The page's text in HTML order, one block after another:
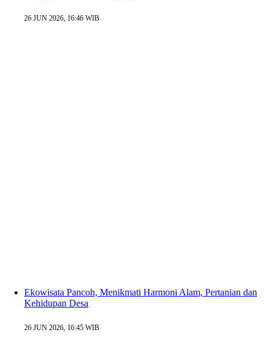
26 JUN 2026, 16:46 WIB
Ekowisata Pancoh, Menikmati Harmoni Alam, Pertanian dan
Kehidupan Desa
26 JUN 2026, 16:45 WIB